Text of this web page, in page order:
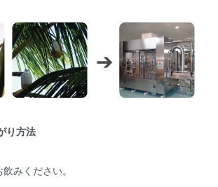
り方法
みください。